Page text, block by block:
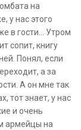
на
у нас этого
в гости… Утром
сопит, книгу
Понял, если
а за
А он мне так
тот знает, у нас
и очень
армейцы на